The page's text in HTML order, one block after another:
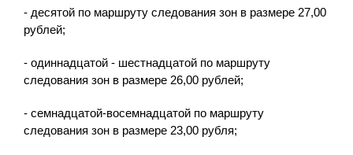
- десятой по маршруту следования зон в размере 27,00
рублей;
- одиннадцатой - шестнадцатой по маршруту
следования зон в размере 26,00 рублей;
- семнадцатой-восемнадцатой по маршруту
следования зон в размере 23,00 рубля;